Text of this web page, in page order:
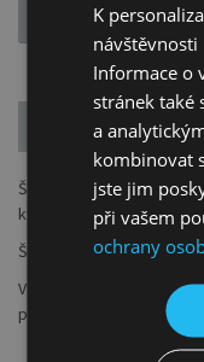
+
Štětce serie 1799 jsou
kvalitou Kolinského
Štětiny - nejlepší sobolí
Vzhled štětce: tvar štětin
pozlacené kování a
K
Informace o
stránek také
a
kombinovat
jste jim
při vašem
ochrany